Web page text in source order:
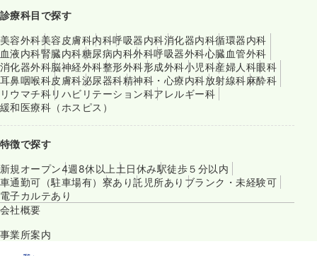
診療科目で探す
美容外科美容皮膚科内科呼吸器内科消化器内科循環器内科
血液内科腎臓内科糖尿病内科外科呼吸器外科心臓血管外科
消化器外科脳神経外科整形外科形成外科小児科産婦人科眼科
耳鼻咽喉科皮膚科泌尿器科精神科・心療内科放射線科麻酔科
リウマチ科リハビリテーション科アレルギー科
緩和医療科（ホスピス）
特徴で探す
新規オープン4週8休以上 土日休み駅徒歩５分以内
車通勤可（駐車場有） 寮あり託児所あり ブランク・未経験可
電子カルテあり
会社概要
事業所案内